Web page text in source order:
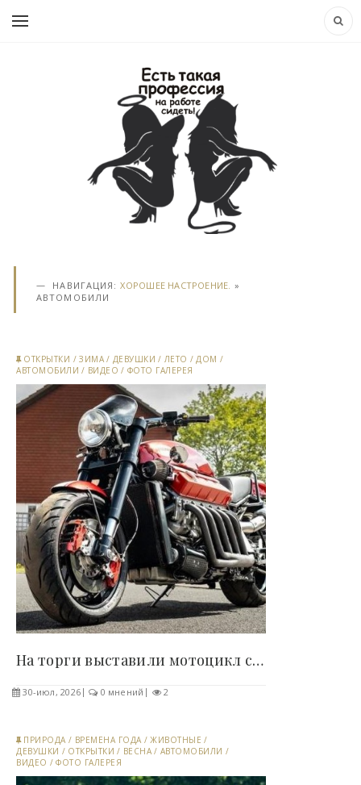
НАВИГАЦИЯ:ХОРОШЕЕ НАСТРОЕНИЕ. »
АВТОМОБИЛИ
ОТКРЫТКИ /ЗИМА / ДЕВУШКИ / ЛЕТО /ДОМ /
АВТОМОБИЛИ / ВИДЕО / ФОТО ГАЛЕРЕЯ
На торги выставили мотоцикл с мотором от Dodge..
30-июл, 2026 0 мнений 2
ПРИРОДА / ВРЕМЕНА ГОДА /ЖИВОТНЫЕ /
ДЕВУШКИ / ОТКРЫТКИ / ВЕСНА / АВТОМОБИЛИ /
ВИДЕО /ФОТО ГАЛЕРЕЯ